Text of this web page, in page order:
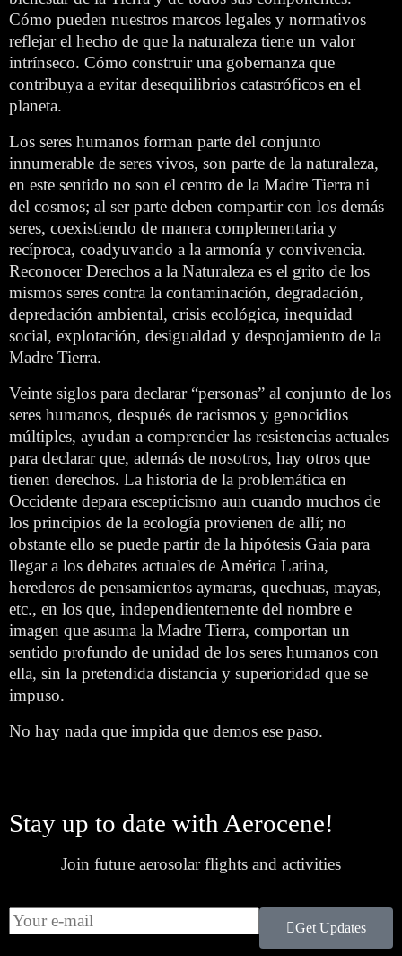
Cómo pueden nuestros marcos legales y normativos
reflejar el hecho de que la naturaleza tiene un valor
intrínseco. Cómo construir una gobernanza que
contribuya a evitar desequilibrios catastróficos en el
planeta.
Los seres humanos forman parte del conjunto
innumerable de seres vivos, son parte de la naturaleza,
en este sentido no son el centro de la Madre Tierra ni
del cosmos; al ser parte deben compartir con los demás
seres, coexistiendo de manera complementaria y
recíproca, coadyuvando a la armonía y convivencia.
Reconocer Derechos a la Naturaleza es el grito de los
mismos seres contra la contaminación, degradación,
depredación ambiental, crisis ecológica, inequidad
social, explotación, desigualdad y despojamiento de la
Madre Tierra.
Veinte siglos para declarar “personas” al conjunto de los
seres humanos, después de racismos y genocidios
múltiples, ayudan a comprender las resistencias actuales
para declarar que, además de nosotros, hay otros que
tienen derechos. La historia de la problemática en
Occidente depara escepticismo aun cuando muchos de
los principios de la ecología provienen de allí; no
obstante ello se puede partir de la hipótesis Gaia para
llegar a los debates actuales de América Latina,
herederos de pensamientos aymaras, quechuas, mayas,
etc., en los que, independientemente del nombre e
imagen que asuma la Madre Tierra, comportan un
sentido profundo de unidad de los seres humanos con
ella, sin la pretendida distancia y superioridad que se
impuso.
No hay nada que impida que demos ese paso.
Stay up to date with Aerocene!
Join future aerosolar flights and activities
Get Updates